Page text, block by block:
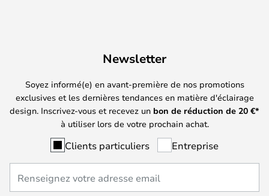
Newsletter
Soyez informé(e) en avant-première de nos promotions
exclusives et les dernières tendances en matière d'éclairage
design. Inscrivez-vous et recevez un bon de réduction de 20 €*
à utiliser lors de votre prochain achat.
Clients particuliers Entreprise